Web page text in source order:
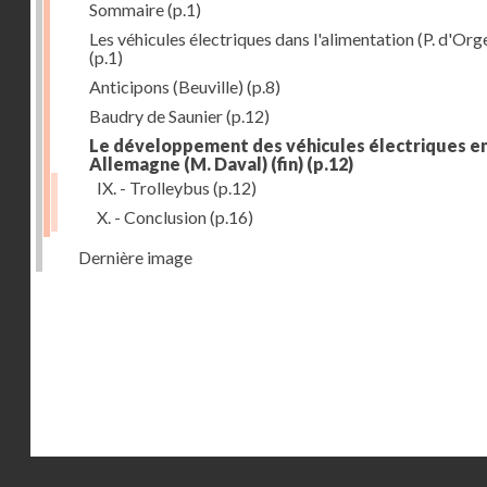
Sommaire(p.1)
Les véhicules électriques dans l'alimentation (P.
(p.1)
Anticipons (Beuville) (p.8)
Baudry de Saunier(p.12)
Le développement des véhicules électriques
Allemagne (M. Daval) (fin) (p.12)
IX. - Trolleybus (p.12)
X. - Conclusion(p.16)
Dernière image